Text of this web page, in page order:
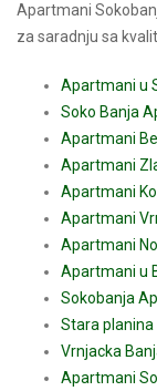
Apartmani
za saradnju sa
Apartmani u
Soko Banja
Apartmani
Apartmani
Apartmani
Apartmani
Apartmani
Apartmani u
Sokobanja
Stara
Vrnjacka
Apartmani